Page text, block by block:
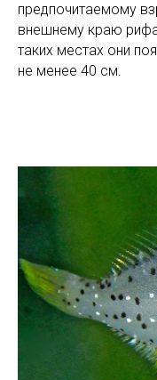
предпочитаемому
внешнему краю
таких местах они
не менее 40 см.